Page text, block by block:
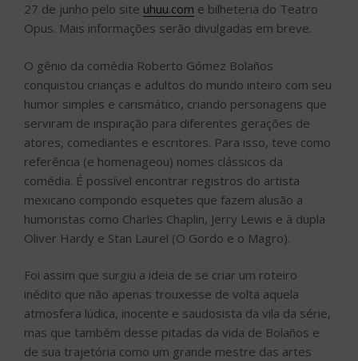
27 de junho pelo site uhuu.com e bilheteria do Teatro
Opus. Mais informações serão divulgadas em breve.
O gênio da comédia Roberto Gómez Bolaños
conquistou crianças e adultos do mundo inteiro com seu
humor simples e carismático, criando personagens que
serviram de inspiração para diferentes gerações de
atores, comediantes e escritores. Para isso, teve como
referência (e homenageou) nomes clássicos da
comédia. É possível encontrar registros do artista
mexicano compondo esquetes que fazem alusão a
humoristas como Charles Chaplin, Jerry Lewis e à dupla
Oliver Hardy e Stan Laurel (O Gordo e o Magro).
Foi assim que surgiu a ideia de se criar um roteiro
inédito que não apenas trouxesse de volta aquela
atmosfera lúdica, inocente e saudosista da vila da série,
mas que também desse pitadas da vida de Bolaños e
de sua trajetória como um grande mestre das artes